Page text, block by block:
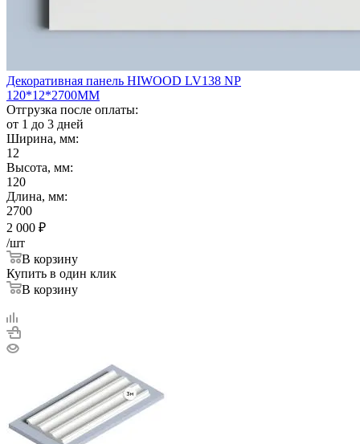
Декоративная панель HIWOOD LV138 NP
120*12*2700ММ
Отгрузка после оплаты:
от 1 до 3 дней
Ширина, мм:
12
Высота, мм:
120
Длина, мм:
2700
2 000 ₽
/шт
В корзину
Купить в один клик
В корзину